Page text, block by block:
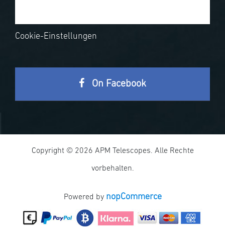
Cookie-Einstellungen
On Facebook
Copyright © 2026 APM Telescopes. Alle Rechte
vorbehalten.
Powered by nopCommerce